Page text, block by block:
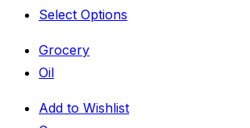
Select Options
Grocery
Oil
Add to Wishlist